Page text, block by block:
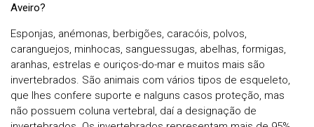
Aveiro?
Esponjas, anémonas, berbigões, caracóis, polvos,
caranguejos, minhocas, sanguessugas, abelhas, formigas,
aranhas, estrelas e ouriços-do-mar e muitos mais são
invertebrados. São animais com vários tipos de esqueleto,
que lhes confere suporte e nalguns casos proteção, mas
não possuem coluna vertebral, daí a designação de